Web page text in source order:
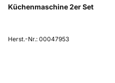
Küchenmaschine 2er Set
Herst.-Nr.: 00047953